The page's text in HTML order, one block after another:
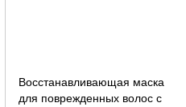
Восстанавливающая маска
для поврежденных волос с